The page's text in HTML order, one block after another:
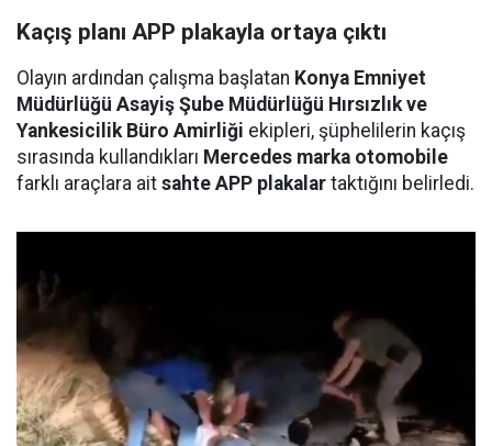
Kaçış planı APP plakayla ortaya çıktı
Olayın ardından çalışma başlatan Konya Emniyet
Müdürlüğü Asayiş Şube Müdürlüğü Hırsızlık ve
Yankesicilik Büro Amirliği ekipleri, şüphelilerin kaçış
sırasında kullandıkları Mercedes marka otomobile
farklı araçlara ait sahte APP plakalar taktığını belirledi.